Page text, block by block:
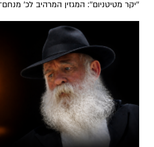
''יקר מטיטניום'': המגזין המרהיב לכ’